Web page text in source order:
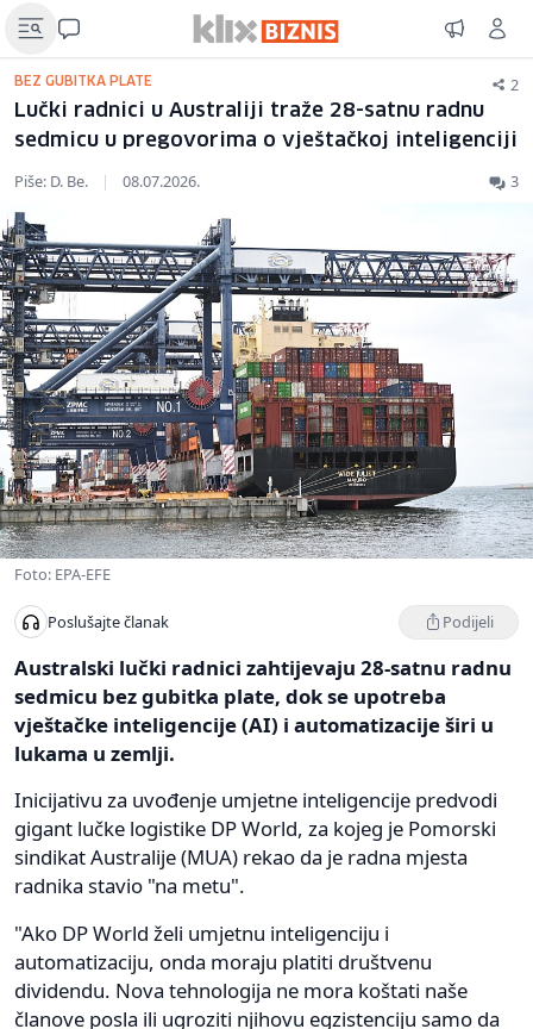
BEZ GUBITKA PLATE 2
Lučki radnici u Australiji traže 28-satnu radnu
sedmicu u pregovorima o vještačkoj inteligenciji
Piše: D. Be. | 08.07.2026. 3
Foto: EPA-EFE
Poslušajte članak Podijeli
Australski lučki radnici zahtijevaju 28-satnu radnu
sedmicu bez gubitka plate, dok se upotreba
vještačke inteligencije (AI) i automatizacije širi u
lukama u zemlji.
Inicijativu za uvođenje umjetne inteligencije predvodi
gigant lučke logistike DP World, za kojeg je Pomorski
sindikat Australije (MUA) rekao da je radna mjesta
radnika stavio "na metu".
"Ako DP World želi umjetnu inteligenciju i
automatizaciju, onda moraju platiti društvenu
dividendu. Nova tehnologija ne mora koštati naše
članove posla ili ugroziti njihovu egzistenciju samo da